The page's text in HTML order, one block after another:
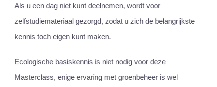
Als u een dag niet kunt deelnemen, wordt voor
zelfstudiemateriaal gezorgd, zodat u zich de belangrijkste
kennis toch eigen kunt maken.
Ecologische basiskennis is niet nodig voor deze
Masterclass, enige ervaring met groenbeheer is wel